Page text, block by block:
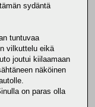
sydäntä
tuntuvaa
vilkuttelu eikä
joutui kiilaamaan
näköinen
on paras olla